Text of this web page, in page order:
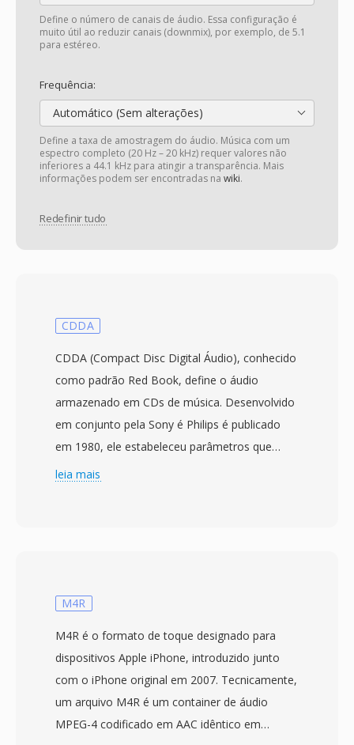
Define o número de canais de áudio. Essa configuração é
muito útil ao reduzir canais (downmix), por exemplo, de 5.1
para estéreo.
Frequência:
Automático (Sem alterações)
Define a taxa de amostragem do áudio. Música com um
espectro completo (20 Hz – 20 kHz) requer valores não
inferiores a 44.1 kHz para atingir a transparência. Mais
informações podem ser encontradas na wiki.
Redefinir tudo
CDDA
CDDA (Compact Disc Digital Áudio), conhecido
como padrão Red Book, define o áudio
armazenado em CDs de música. Desenvolvido
em conjunto pela Sony é Philips é publicado
em 1980, ele estabeleceu parâmetros que
moldaram o áudio digital por décadas: PCM
correção de erros (CIRC) que garantem
menores. Quando o áudio é extraído de um
CD, o fluxo resultante é frequentemente salvo
com a extensão .cdda como PCM bruto antes
da conversão. A vantagem mais evidente é a
leia mais
M4R
M4R é o formato de toque designado para
dispositivos Apple iPhone, introduzido junto
com o iPhone original em 2007. Tecnicamente,
um arquivo M4R é um container de áudio
MPEG-4 codificado em AAC idêntico em